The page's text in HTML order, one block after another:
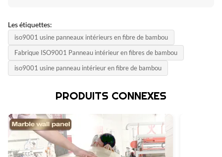
Les étiquettes:
iso9001 usine panneaux intérieurs en fibre de bambou
Fabrique ISO9001 Panneau intérieur en fibres de bambou
iso9001 usine panneau intérieur en fibre de bambou
PRODUITS CONNEXES